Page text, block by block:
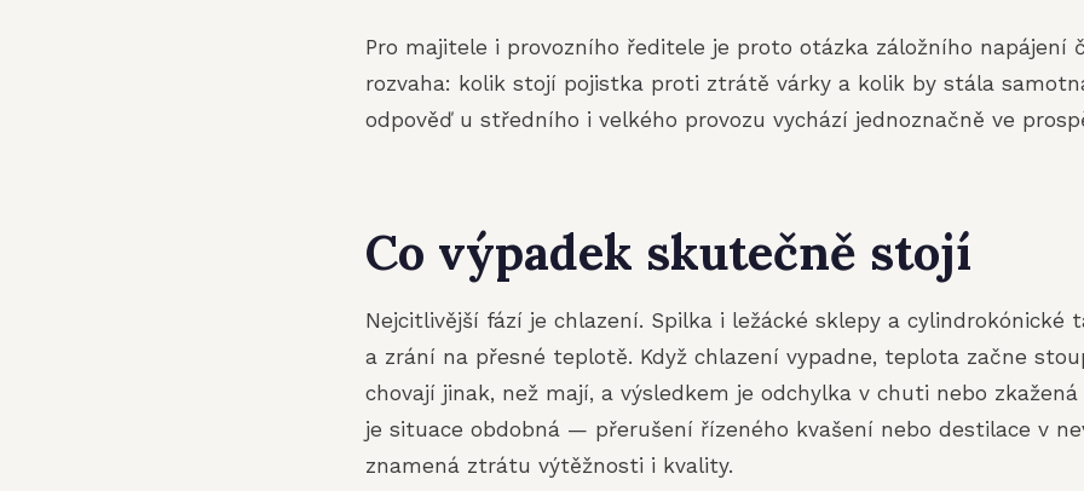
Pro majitele i provozního ředitele je proto otázka záložního napájení
rozvaha: kolik stojí pojistka proti ztrátě várky a kolik by stála
odpověď u středního i velkého provozu vychází jednoznačně ve
Co výpadek skutečně stojí
Nejcitlivější fází je chlazení. Spilka i ležácké sklepy a cylindrokónické
a zrání na přesné teplotě. Když chlazení vypadne, teplota začne
chovají jinak, než mají, a výsledkem je odchylka v chuti nebo
je situace obdobná — přerušení řízeného kvašení nebo destilace v
znamená ztrátu výtěžnosti i kvality.